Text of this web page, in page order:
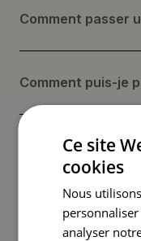
Comment passer
Comment puis-je
Quel est le délai
Comment les
Ce site
cookies
Nous
analyser